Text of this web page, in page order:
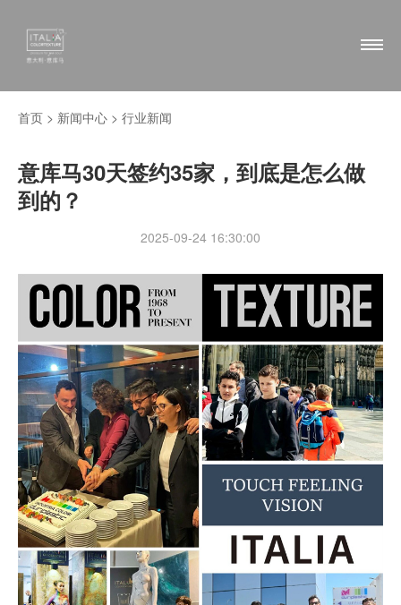
首页 > 新闻中心 > 行业新闻
意库马30天签约35家，到底是怎么做
到的？
2025-09-24 16:30:00